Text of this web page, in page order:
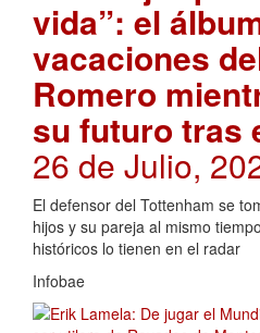
vida”: el
vacaciones
Romero
su futuro tras
26 de Julio,
El defensor del Tottenham se
hijos y su pareja al mismo
históricos lo tienen en el radar
Infobae